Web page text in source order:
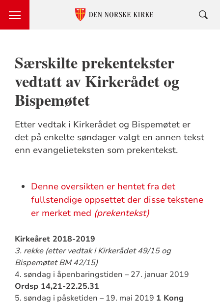
Særskilte prekentekster
vedtatt av Kirkerådet og
Bispemøtet
Etter vedtak i Kirkerådet og Bispemøtet er
det på enkelte søndager valgt en annen tekst
enn evangelieteksten som prekentekst.
Denne oversikten er hentet fra det
fullstendige oppsettet der disse tekstene
er merket med (prekentekst)
Kirkeåret 2018-2019
3. rekke (etter vedtak i Kirkerådet 49/15 og
Bispemøtet BM 42/15)
4. søndag i åpenbaringstiden – 27. januar 2019
Ordsp 14,21-22.25.31
5. søndag i påsketiden – 19. mai 2019 1 Kong